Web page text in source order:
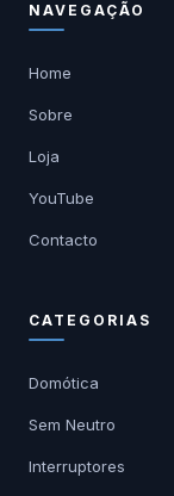
NAVEGAÇÃO
Home
Sobre
Loja
YouTube
Contacto
CATEGORIAS
Domótica
Sem Neutro
Interruptores